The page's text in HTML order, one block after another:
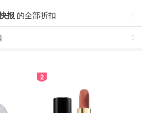
报 的全部折扣
2